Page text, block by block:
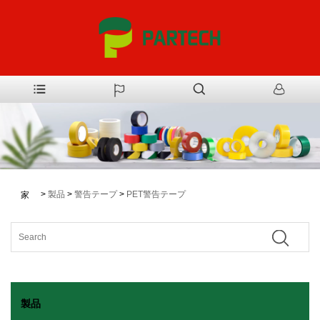
家 > 製品 > 警告テープ> PET警告テープ
製品